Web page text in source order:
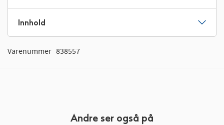
Innhold
Varenummer 838557
Andre ser også på